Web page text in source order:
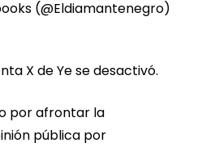
(@Eldiamantenegro)
X de Ye se desactivó.
por afrontar la
pública por